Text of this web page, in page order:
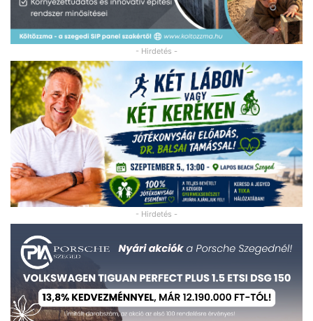
- Hirdetés -
- Hirdetés -